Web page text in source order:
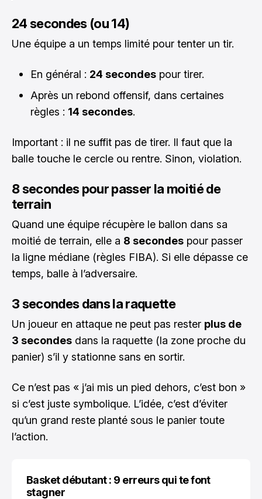
24 secondes (ou 14)
Une équipe a un temps limité pour tenter un tir.
En général : 24 secondes pour tirer.
Après un rebond offensif, dans certaines
règles : 14 secondes.
Important : il ne suffit pas de tirer. Il faut que la
balle touche le cercle ou rentre. Sinon, violation.
8 secondes pour passer la moitié de
terrain
Quand une équipe récupère le ballon dans sa
moitié de terrain, elle a 8 secondes pour passer
la ligne médiane (règles FIBA). Si elle dépasse ce
temps, balle à l’adversaire.
3 secondes dans la raquette
Un joueur en attaque ne peut pas rester plus de
3 secondes dans la raquette (la zone proche du
panier) s’il y stationne sans en sortir.
Ce n’est pas « j’ai mis un pied dehors, c’est bon »
si c’est juste symbolique. L’idée, c’est d’éviter
qu’un grand reste planté sous le panier toute
l’action.
Basket débutant : 9 erreurs qui te font
stagner